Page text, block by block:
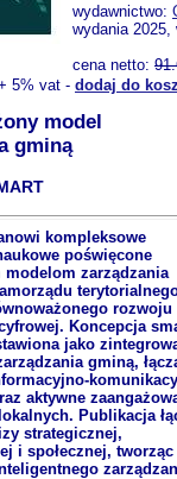
wydawnictwo:
wydania 2025,
cena netto:
5% vat - dodaj do
model
gminą
kompleksowe
poświęcone
modelom zarządzania
rozwoju
Koncepcja
jako
gminą,
aktywne
Publikacja
strategicznej,
i społecznej, tworząc